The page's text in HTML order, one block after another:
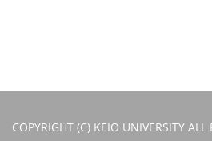
COPYRIGHT (C) KEIO UNIVERSITY ALL